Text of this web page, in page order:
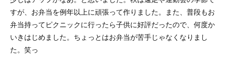
すが、お弁当を例年以上に頑張って作りました。また、普段もお
弁当持ってピクニックに行ったら子供に好評だったので、何度か
いきはじめました。ちょっとはお弁当が苦手じゃなくなりまし
た。笑っ